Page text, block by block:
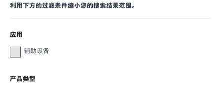
利用下方的过滤条件缩小您的搜索结果范围。
应用
辅助设备
产品类型